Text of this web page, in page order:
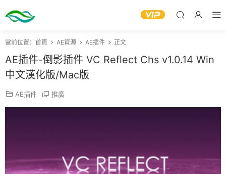
當前位置： 首頁 AE資源 AE插件 正文
AE插件-倒影插件 VC Reflect Chs v1.0.14 Win
中文漢化版/Mac版
AE插件 推廣